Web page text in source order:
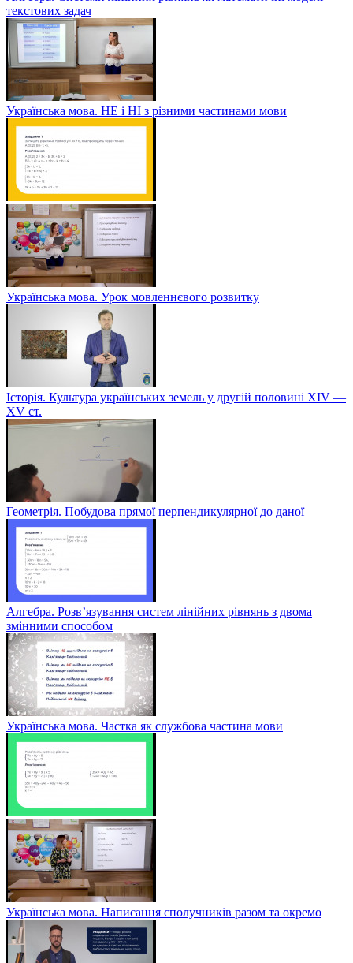
текстових задач
Українська мова. НЕ і НІ з різними частинами мови
Українська мова. Урок мовленнєвого розвитку
Історія. Культура українських земель у другій половині XIV —
XV ст.
Геометрія. Побудова прямої перпендикулярної до даної
Алгебра. Розв’язування систем лінійних рівнянь з двома
змінними способом
Українська мова. Частка як службова частина мови
Українська мова. Написання сполучників разом та окремо